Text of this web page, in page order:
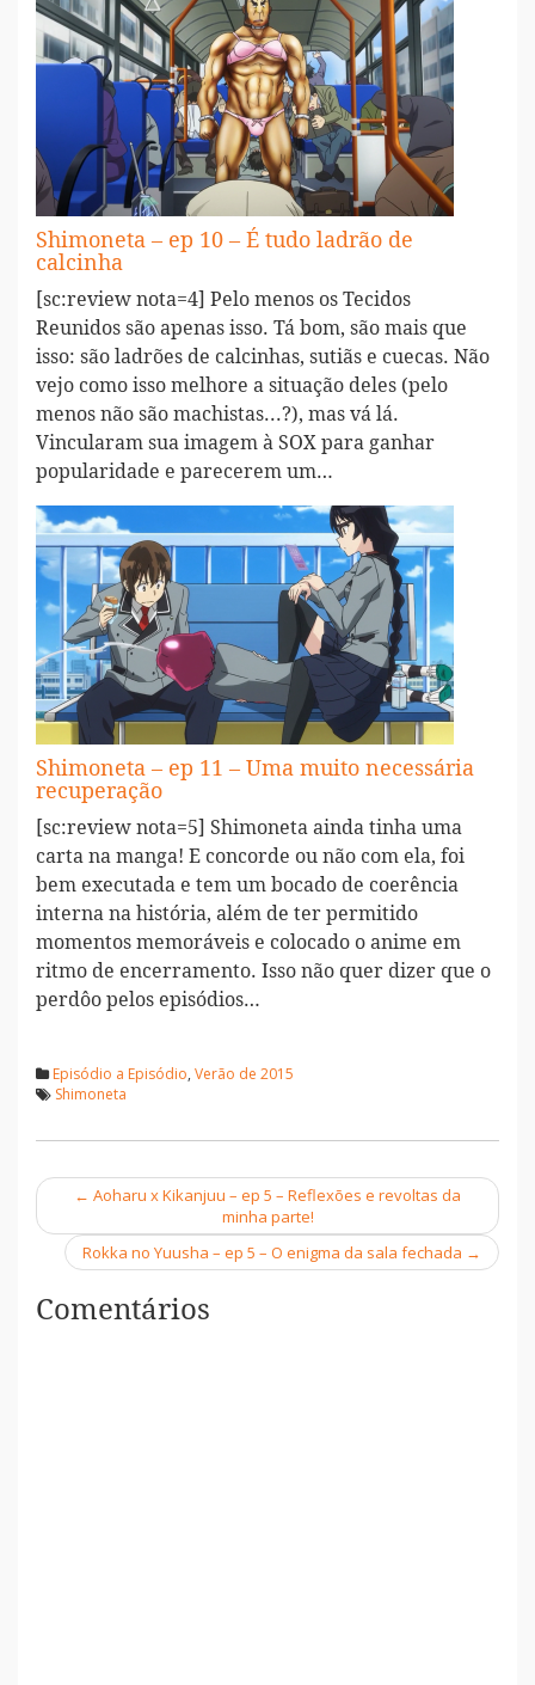
Shimoneta – ep 10 – É tudo ladrão de
calcinha
[sc:review nota=4] Pelo menos os Tecidos
Reunidos são apenas isso. Tá bom, são mais que
isso: são ladrões de calcinhas, sutiãs e cuecas. Não
vejo como isso melhore a situação deles (pelo
menos não são machistas...?), mas vá lá.
Vincularam sua imagem à SOX para ganhar
popularidade e parecerem um…
Shimoneta – ep 11 – Uma muito necessária
recuperação
[sc:review nota=5] Shimoneta ainda tinha uma
carta na manga! E concorde ou não com ela, foi
bem executada e tem um bocado de coerência
interna na história, além de ter permitido
momentos memoráveis e colocado o anime em
ritmo de encerramento. Isso não quer dizer que o
perdôo pelos episódios…
Episódio a Episódio, Verão de 2015
Shimoneta
Navegação
← Aoharu x Kikanjuu – ep 5 – Reflexões e revoltas da
minha parte!
Rokka no Yuusha – ep 5 – O enigma da sala fechada →
Comentários